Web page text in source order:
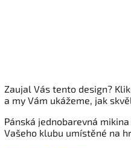
Zaujal Vás tento design?
a my Vám ukážeme, jak
Pánská jednobarevná
Vašeho klubu umístěné na